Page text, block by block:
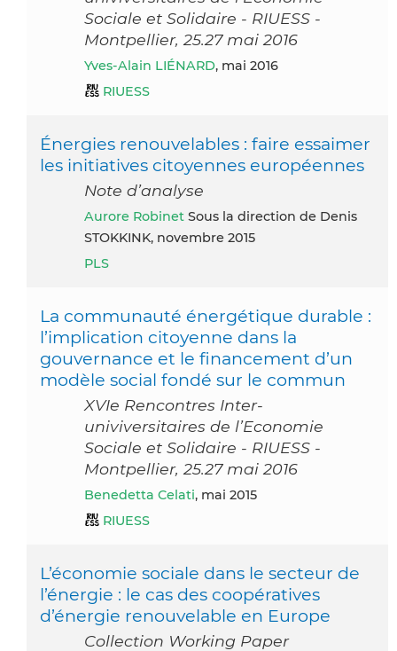
Sociale et Solidaire - RIUESS -
Montpellier, 25.27 mai 2016
Yves-Alain LIÉNARD, mai 2016
RIUESS
Énergies renouvelables : faire essaimer
les initiatives citoyennes européennes
Note d’analyse
Aurore Robinet Sous la direction de Denis
STOKKINK, novembre 2015
PLS
La communauté énergétique durable :
l’implication citoyenne dans la
gouvernance et le financement d’un
modèle social fondé sur le commun
XVIe Rencontres Inter-
univiversitaires de l’Economie
Sociale et Solidaire - RIUESS -
Montpellier, 25.27 mai 2016
Benedetta Celati, mai 2015
RIUESS
L’économie sociale dans le secteur de
l’énergie : le cas des coopératives
d’énergie renouvelable en Europe
Collection Working Paper